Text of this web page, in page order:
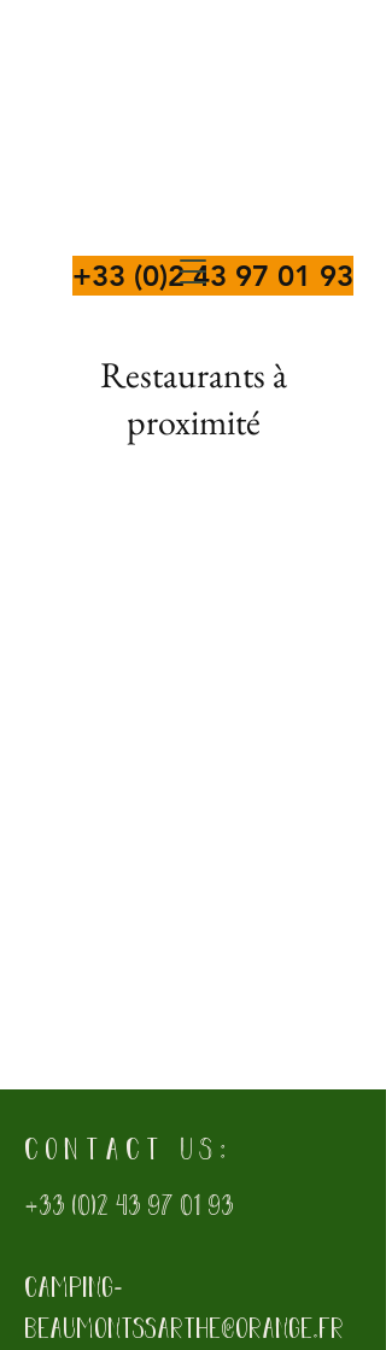
+33 (0)2 43 97 01 93
Restaurants à
proximité
contact US:
+33 (0)2 43 97 01 93
camping-
beaumontssarthe@orange.fr